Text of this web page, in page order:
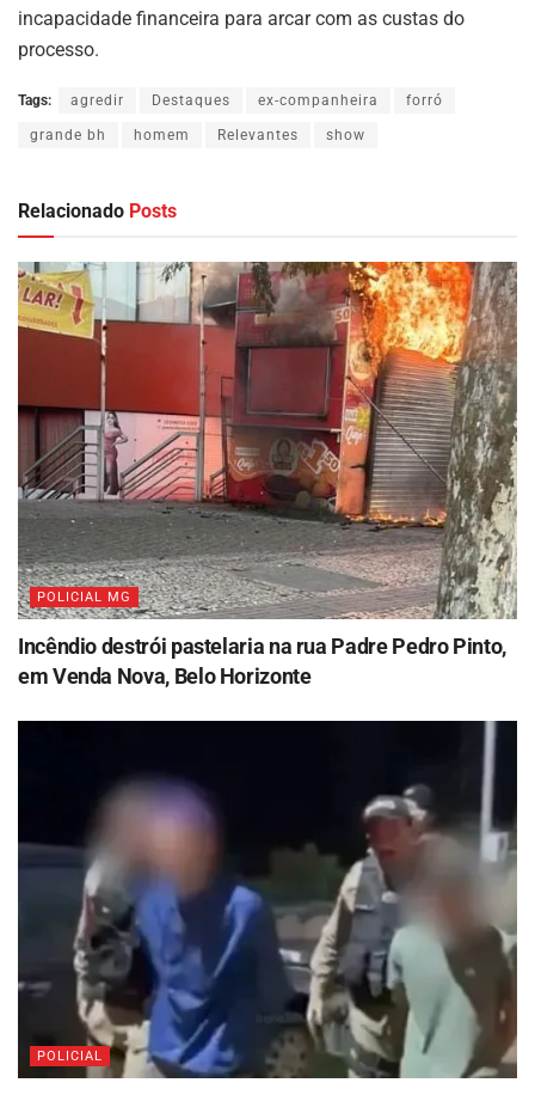
incapacidade financeira para arcar com as custas do
processo.
Tags: agredir Destaques ex-companheira forró
grande bh homem Relevantes show
Relacionado Posts
POLICIAL MG
Incêndio destrói pastelaria na rua Padre Pedro Pinto,
em Venda Nova, Belo Horizonte
POLICIAL